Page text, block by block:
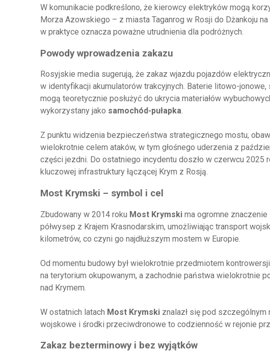
W komunikacie podkreślono, że kierowcy elektryków mogą
Morza Azowskiego – z miasta Taganrog w Rosji do Dżankoju
w praktyce oznacza poważne utrudnienia dla podróżnych.
Powody wprowadzenia zakazu
Rosyjskie media sugerują, że zakaz wjazdu pojazdów
w identyfikacji akumulatorów trakcyjnych. Baterie litowo-
mogą teoretycznie posłużyć do ukrycia materiałów
wykorzystany jako samochód-pułapka.
Z punktu widzenia bezpieczeństwa strategicznego mostu,
wielokrotnie celem ataków, w tym głośnego uderzenia z
części jezdni. Do ostatniego incydentu doszło w czerwcu 2025
kluczowej infrastruktury łączącej Krym z Rosją.
Most Krymski – symbol i cel
Zbudowany w 2014 roku Most Krymskima ogromne znaczenie
półwysep z Krajem Krasnodarskim, umożliwiając transport
kilometrów, co czyni go najdłuższym mostem w Europie.
Od momentu budowy był wielokrotnie przedmiotem
na terytorium okupowanym, a zachodnie państwa wielokrotnie
nad Krymem.
W ostatnich latach Most Krymskiznalazł się pod szczególnym
wojskowe i środki przeciwdronowe to codzienność w rejonie
Zakaz bezterminowy i bez wyjątków